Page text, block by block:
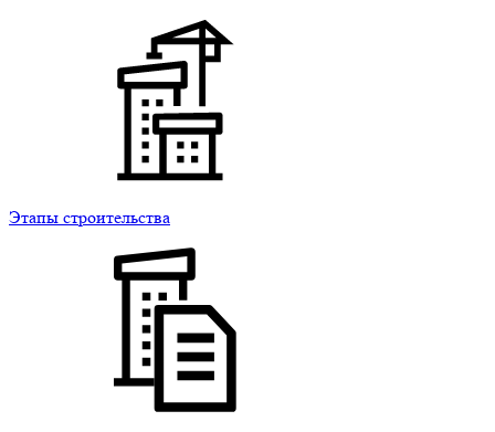
Этапы строительства